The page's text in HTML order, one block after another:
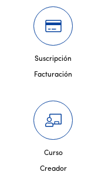
Suscripción
Facturación
Curso
Creador